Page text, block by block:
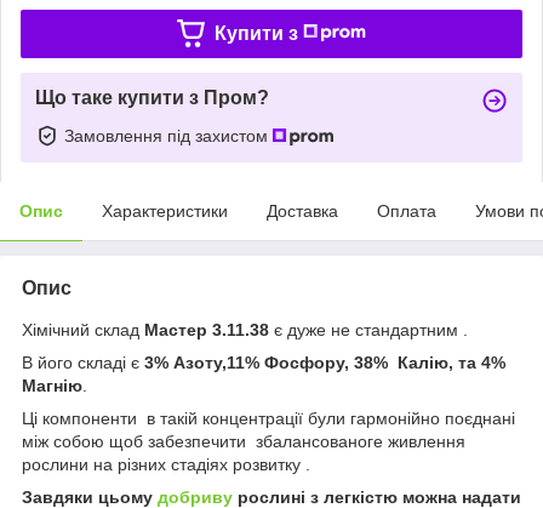
Купити з
Що таке купити з Пром?
Замовлення під захистом
Опис Характеристики Доставка Оплата Умови
Опис
Хімічний склад Мастер 3.11.38 є дуже не стандартним .
В його складі є 3% Азоту,11% Фосфору, 38% Калію, та 4%
Магнію
Ці компоненти в такій концентрації були гармонійно поєднані
між собою щоб забезпечити збалансованоге живлення
рослини на різних стадіях розвитку .
Завдяки цьому добриву рослині з легкістю можна надати